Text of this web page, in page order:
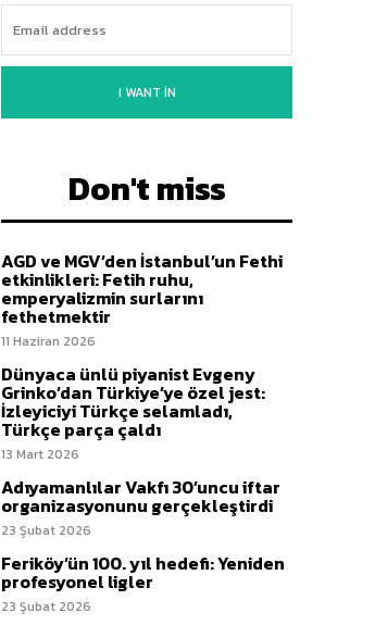
I WANT IN
Don't miss
AGD ve MGV’den İstanbul’un Fethi
etkinlikleri: Fetih ruhu,
emperyalizmin surlarını
fethetmektir
11 Haziran 2026
Dünyaca ünlü piyanist Evgeny
Grinko’dan Türkiye’ye özel jest:
İzleyiciyi Türkçe selamladı,
Türkçe parça çaldı
13 Mart 2026
Adıyamanlılar Vakfı 30’uncu iftar
organizasyonunu gerçekleştirdi
23 Şubat 2026
Feriköy’ün 100. yıl hedefi: Yeniden
profesyonel ligler
23 Şubat 2026